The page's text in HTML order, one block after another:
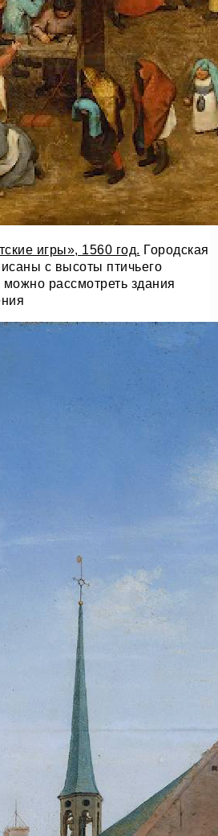
игры», 1560 год. Городская
с высоты птичьего
рассмотреть здания